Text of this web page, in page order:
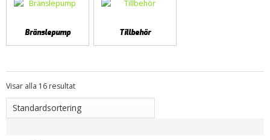
Bränslepump Tillbehör
Visar alla 16 resultat